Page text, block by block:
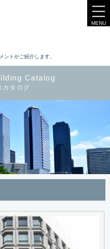
MENU
ントがご紹介します。
Catalog
カタログ